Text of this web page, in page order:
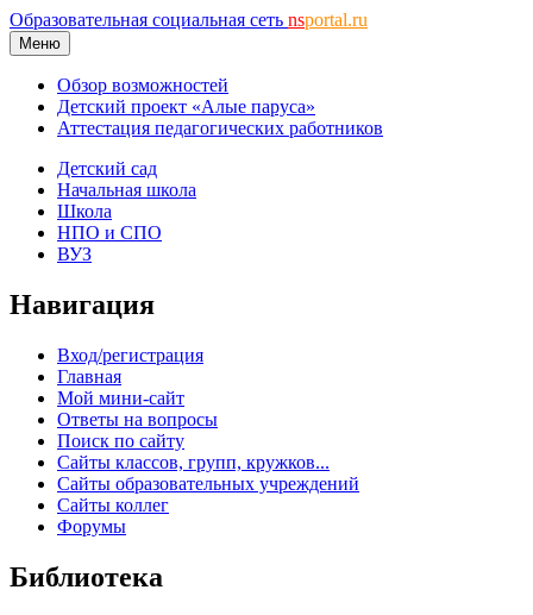
Образовательная социальная сеть nsportal.ru
Меню
Обзор возможностей
Детский проект «Алые паруса»
Аттестация педагогических работников
Детский сад
Начальная школа
Школа
НПО и СПО
ВУЗ
Навигация
Вход/регистрация
Главная
Мой мини-сайт
Ответы на вопросы
Поиск по сайту
Сайты классов, групп, кружков...
Сайты образовательных учреждений
Сайты коллег
Форумы
Библиотека